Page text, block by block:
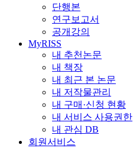
단행본
연구보고서
공개강의
MyRISS
내 추천논문
내 책장
내 최근 본 논문
내 저작물관리
내 구매·신청 현황
내 서비스 사용권한
내 관심 DB
회원서비스